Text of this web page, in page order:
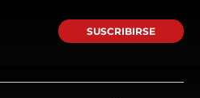
SUSCRIBIRSE